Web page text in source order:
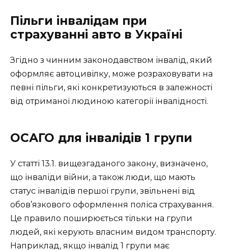
Пільги інвалідам при
страхуванні авто в Україні
Згідно з чинним законодавством інвалід, який
оформляє автоцивілку, може розраховувати на
певні пільги, які конкретизуються в залежності
від отриманої людиною категорії інвалідності.
ОСАГО для інвалідів 1 групи
У статті 13.1. вищезгаданого закону, визначено,
що інваліди війни, а також люди, що мають
статус інвалідів першої групи, звільнені від
обов’язкового оформлення поліса страхування.
Це правило поширюється тільки на групи
людей, які керують власним видом транспорту.
Наприклад, якщо інвалід 1 групи має